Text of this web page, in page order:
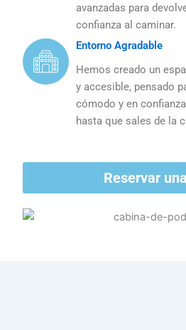
avanzadas para
confianza al caminar.
Entorno Agradable
Hemos creado un
y accesible, pensado
cómodo y en
hasta que sales de la
Reservar